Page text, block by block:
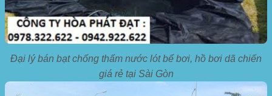
Đại lý bán bạt chống thấm nước lót bể bơi, hồ bơi dã chiến
giá rẻ tại Sài Gòn